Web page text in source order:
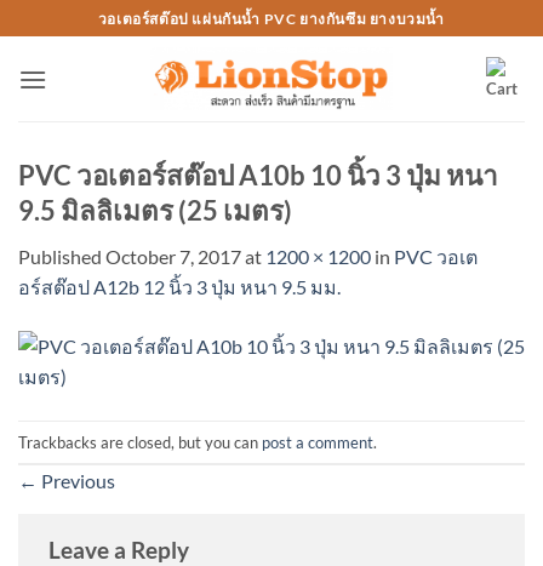
to
content
วอเตอร์สต๊อป แผ่นกันน้ำ PVC ยางกันซึม ยางบวมน้ำ
PVC วอเตอร์สต๊อป A10b 10 นิ้ว 3 ปุ่ม หนา
9.5 มิลลิเมตร (25 เมตร)
Published October 7, 2017at 1200 × 1200 in PVC วอเต
อร์สต๊อป A12b 12 นิ้ว 3 ปุ่ม หนา 9.5 มม.
Trackbacks are closed, but you can post a comment.
← Previous
Leave a Reply